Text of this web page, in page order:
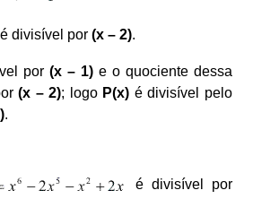
é divisível por(x – 2).
por(x – 1)e o quociente dessa
(x – 2); logo P(x) é divisível pelo
.
é divisível por